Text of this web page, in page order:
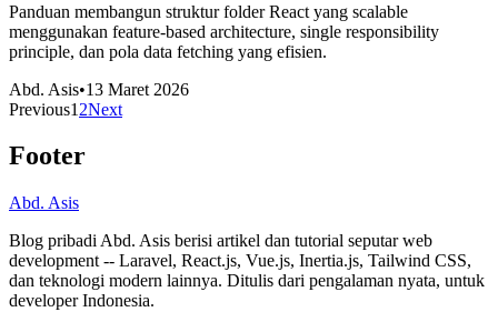
Panduan membangun struktur folder React yang scalable
menggunakan feature-based architecture, single responsibility
principle, dan pola data fetching yang efisien.
Abd. Asis•13 Maret 2026
Previous1 2Next
Footer
Abd. Asis
Blog pribadi Abd. Asis berisi artikel dan tutorial seputar web
development -- Laravel, React.js, Vue.js, Inertia.js, Tailwind CSS,
dan teknologi modern lainnya. Ditulis dari pengalaman nyata, untuk
developer Indonesia.